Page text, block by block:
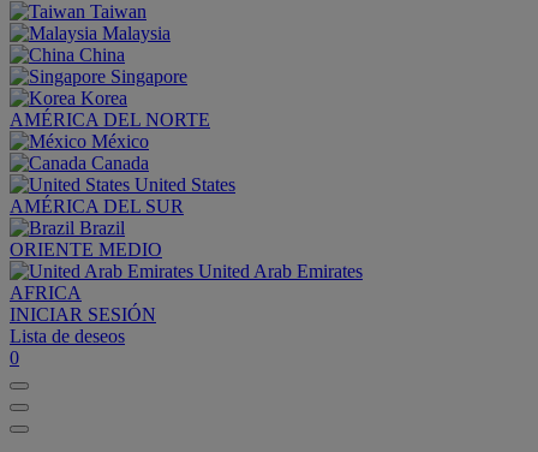
Taiwan
Malaysia
China
Singapore
Korea
AMÉRICA DEL NORTE
México
Canada
United States
AMÉRICA DEL SUR
Brazil
ORIENTE MEDIO
United Arab Emirates
AFRICA
INICIAR SESIÓN
Lista de deseos
0